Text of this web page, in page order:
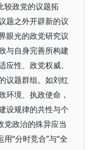
较政党的议题拓
题之外开辟新的议
眼光的政党研究议
与自身完善所构建
性、政党权威、
议题群组。如刘红
环境、执政使命，
设规律的共性与个
党政治的殊异应当
“分时竞合”与“全